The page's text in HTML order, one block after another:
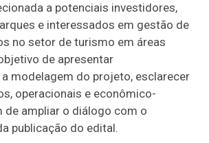
a potenciais investidores,
e interessados em gestão de
no setor de turismo em áreas
de apresentar
modelagem do projeto, esclarecer
operacionais e econômico-
de ampliar o diálogo com o
publicação do edital.